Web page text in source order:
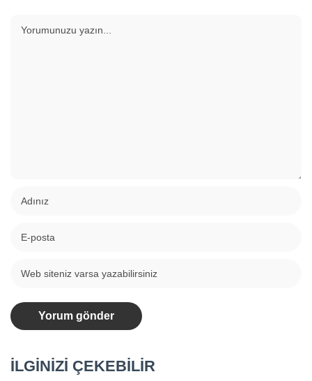
İLGİNİZİ ÇEKEBİLİR